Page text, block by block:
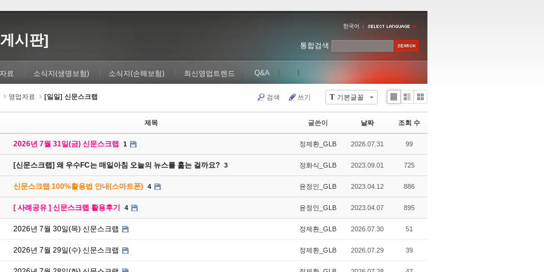
시판]
한국어
료 소식지(생명보험) 소식지(손해보험) 최신영업트렌드 Q&A
통합검색
영업자료 [일일] 신문스크랩 T 기본글꼴
검색 쓰기
Li
Zi
e
G
le
제목 글쓴이 날짜 조회 수
2026년 7월 31일(금) 신문스크랩 1 정제환_GLB 2026.07.31 99
[신문스크랩] 왜 우수FC는 매일아침 오늘의 뉴스를 훑는 걸까요? 3 정화식_GLB 2023.09.01 725
신문스크랩 100%활용법 안내(스마트폰) 4 윤정인_GLB 2023.04.12 886
[ 사례공유 ] 신문스크랩 활용후기 4 윤정인_GLB 2023.04.07 895
2026년 7월 30일(목) 신문스크랩 정제환_GLB 2026.07.30 51
2026년 7월 29일(수) 신문스크랩 정제환_GLB 2026.07.29 39